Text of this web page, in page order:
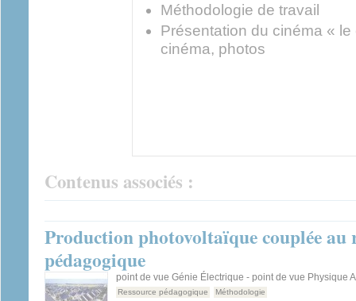
Méthodologie de travail
Présentation du cinéma «
cinéma, photos
Contenus associés :
Production photovoltaïque couplée au
pédagogique
point de vue Génie Électrique - point de vue Physique
Ressource pédagogique Méthodologie